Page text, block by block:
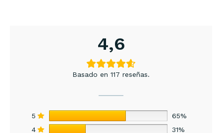
4,6
Basado en 117 reseñas.
5
65%
4
31%